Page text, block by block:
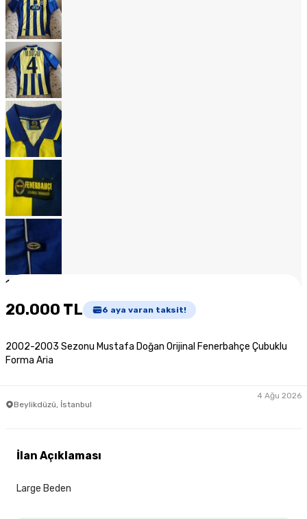
1
20.000 TL 6 aya varan taksit!
2002-2003 Sezonu Mustafa Doğan Orijinal Fenerbahçe Çubuklu
Forma Aria
Beylikdüzü, İstanbul
4 Ağu 2026
İlan Açıklaması
Large Beden